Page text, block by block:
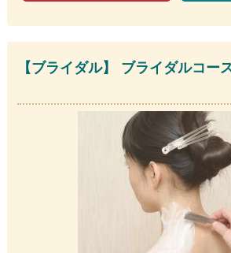
【ブライダル】 ブライダルコー